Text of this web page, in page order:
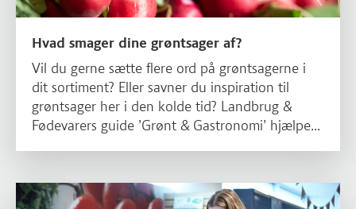
Hvad smager dine grøntsager af?
Vil du gerne sætte flere ord på grøntsagerne i
dit sortiment? Eller savner du inspiration til
grøntsager her i den kolde tid? Landbrug &
Fødevarers guide ’Grønt & Gastronomi’ hjælper
Læs mere om Vejen til mersalg af frugt og grønt